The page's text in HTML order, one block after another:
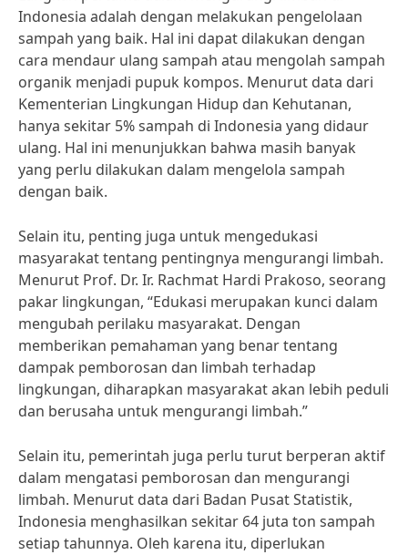
Indonesia adalah dengan melakukan pengelolaan
sampah yang baik. Hal ini dapat dilakukan dengan
cara mendaur ulang sampah atau mengolah sampah
organik menjadi pupuk kompos. Menurut data dari
Kementerian Lingkungan Hidup dan Kehutanan,
hanya sekitar 5% sampah di Indonesia yang didaur
ulang. Hal ini menunjukkan bahwa masih banyak
yang perlu dilakukan dalam mengelola sampah
dengan baik.
Selain itu, penting juga untuk mengedukasi
masyarakat tentang pentingnya mengurangi limbah.
Menurut Prof. Dr. Ir. Rachmat Hardi Prakoso, seorang
pakar lingkungan, “Edukasi merupakan kunci dalam
mengubah perilaku masyarakat. Dengan
memberikan pemahaman yang benar tentang
dampak pemborosan dan limbah terhadap
lingkungan, diharapkan masyarakat akan lebih peduli
dan berusaha untuk mengurangi limbah.”
Selain itu, pemerintah juga perlu turut berperan aktif
dalam mengatasi pemborosan dan mengurangi
limbah. Menurut data dari Badan Pusat Statistik,
Indonesia menghasilkan sekitar 64 juta ton sampah
setiap tahunnya. Oleh karena itu, diperlukan